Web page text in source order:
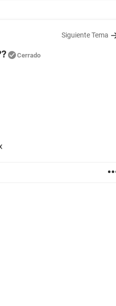
Siguiente Tema
Cerrado